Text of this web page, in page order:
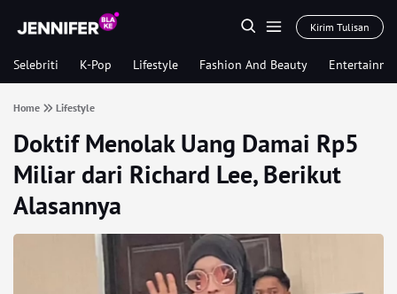
Kirim Tulisan
Selebriti K-Pop Lifestyle Fashion And Beauty
Home Lifestyle
Doktif Menolak Uang Damai Rp5
Miliar dari Richard Lee, Berikut
Alasannya